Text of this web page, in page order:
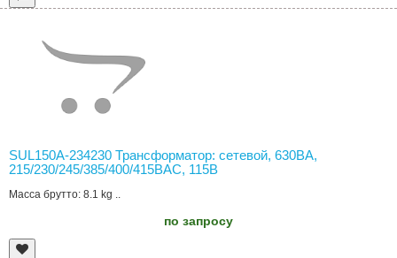
SUL150A-234230 Трансформатор: сетевой, 630ВА,
215/230/245/385/400/415ВAC, 115В
Масса брутто: 8.1 kg ..
по запросу